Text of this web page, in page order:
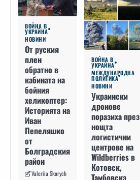
ВОЙНА В
УКРАЙНА
НОВИНИ
От руския
плен
обратно в
кабината на
бойния
хеликоптер:
Историята на
Иван
Пепеляшко
от
Болградския
район
Valeriia Skorych
ВОЙНА В
УКРАЙНА
МЕЖДУНАРОДНА
ПОЛИТИКА
НОВИНИ
Украински
дронове
поразиха през
нощта
логистични
центрове на
Wildberries в
Котовск,
Тамбовска